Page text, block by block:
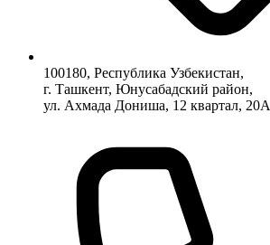
100180, Республика Узбекистан,
г. Ташкент, Юнусабадский район,
ул. Ахмада Дониша, 12 квартал, 20А